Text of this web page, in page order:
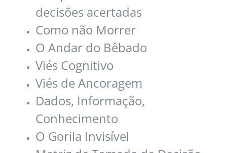
decisões acertadas
Como não Morrer
O Andar do Bêbado
Viés Cognitivo
Viés de Ancoragem
Dados, Informação,
Conhecimento
O Gorila Invisível